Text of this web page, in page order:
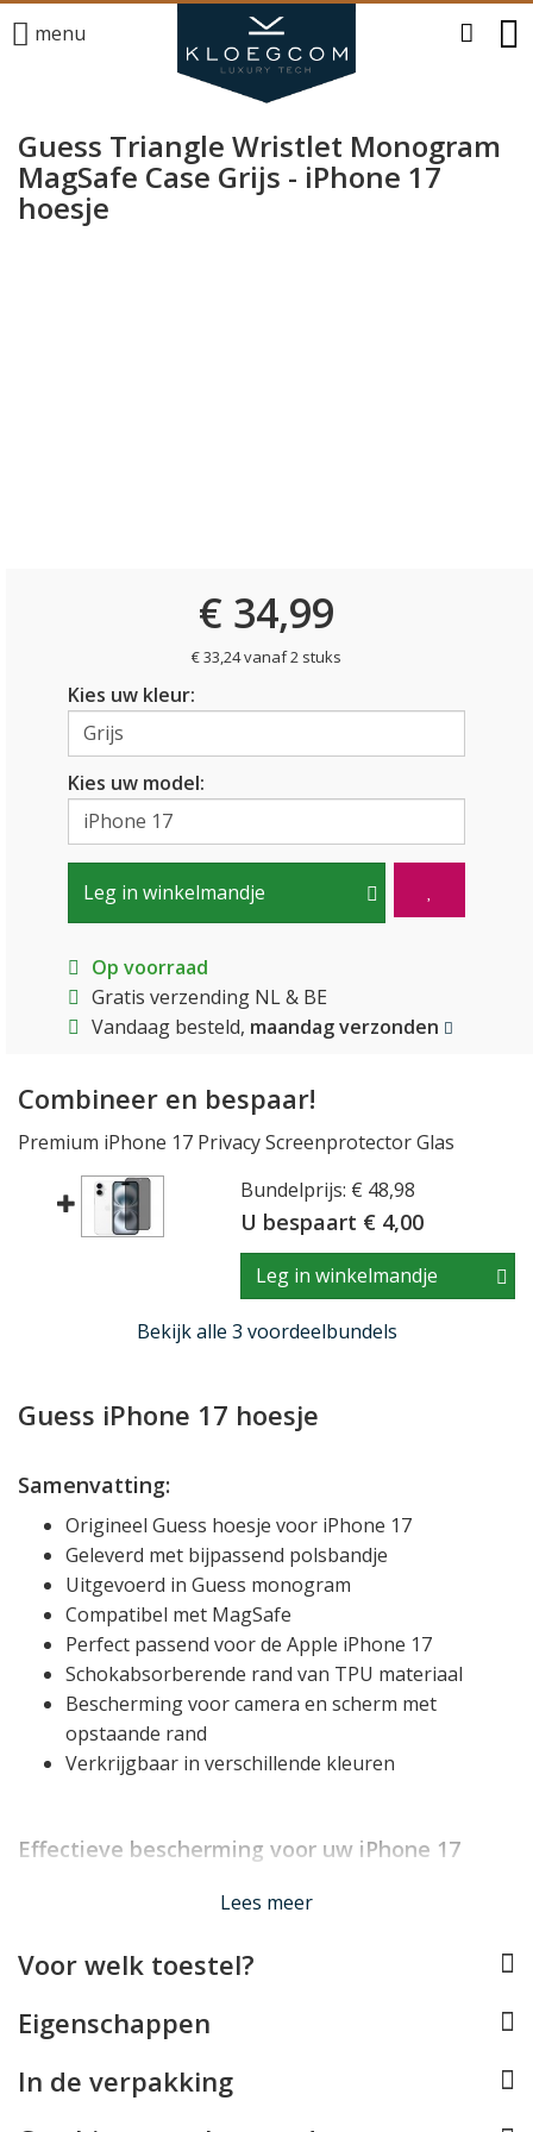
menu
Guess Triangle Wristlet Monogram
MagSafe Case Grijs - iPhone 17
hoesje
€ 34,99
€ 33,24 vanaf 2 stuks
Kies uw kleur:
Kies uw model:
Leg in winkelmandje
Op voorraad
Gratis verzending NL & BE
Vandaag besteld, maandag verzonden
Combineer en bespaar!
Premium iPhone 17 Privacy Screenprotector Glas
Bundelprijs: € 48,98
U bespaart € 4,00
Leg in winkelmandje
Bekijk alle 3 voordeelbundels
Guess iPhone 17 hoesje
Samenvatting:
Origineel Guess hoesje voor iPhone 17
Geleverd met bijpassend polsbandje
Uitgevoerd in Guess monogram
Compatibel met MagSafe
Perfect passend voor de Apple iPhone 17
Schokabsorberende rand van TPU materiaal
Bescherming voor camera en scherm met
opstaande rand
Verkrijgbaar in verschillende kleuren
Effectieve bescherming voor uw iPhone 17
Het iPhone 17 hoesje van Guess is mooi slank en licht
doeltreffend dankzij de basis van TPU. Dit is een
materiaal dat van nature onbreekbaar én
schokabsorberend is, waardoor het een zeer goede
bescherming kan bieden aan uw toestel. Het TPU
materiaal bedekt alle randen en hoeken van uw iPhone
17, en vormt ook een klein opstaand randje rond het
Lees meer
Voor welk toestel?
Eigenschappen
In de verpakking